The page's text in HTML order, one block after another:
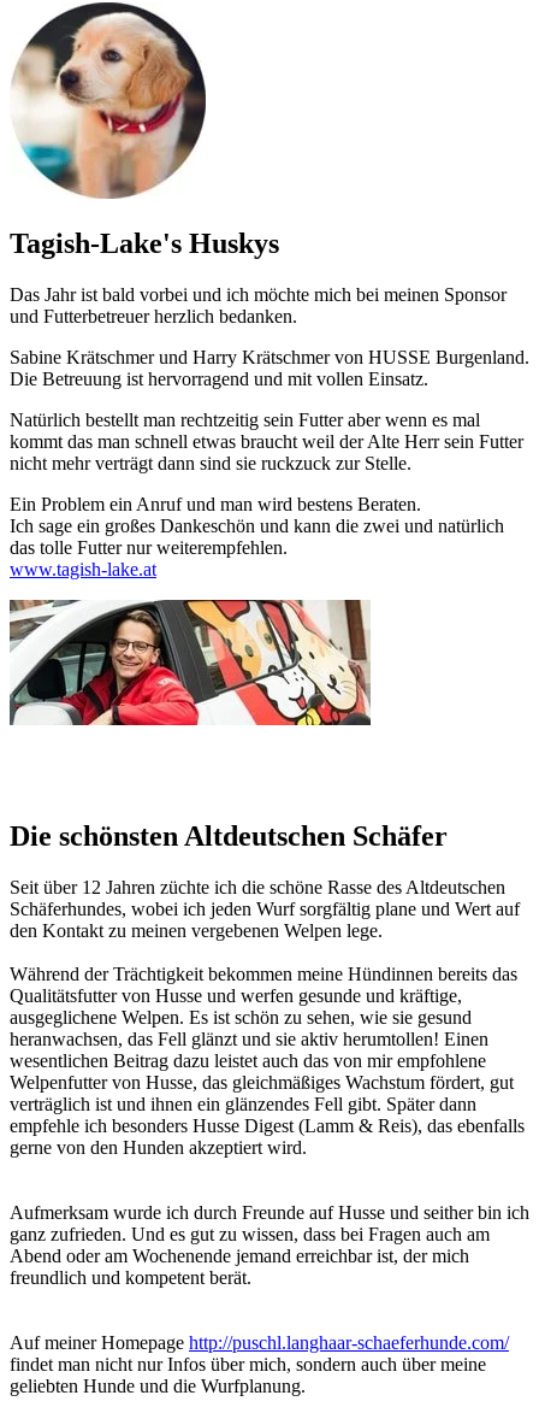
Tagish-Lake's Huskys
Das Jahr ist bald vorbei und ich möchte mich bei meinen Sponsor
und Futterbetreuer herzlich bedanken.
Sabine Krätschmer und Harry Krätschmer von HUSSE Burgenland.
Die Betreuung ist hervorragend und mit vollen Einsatz.
Natürlich bestellt man rechtzeitig sein Futter aber wenn es mal
kommt das man schnell etwas braucht weil der Alte Herr sein Futter
nicht mehr verträgt dann sind sie ruckzuck zur Stelle.
Ein Problem ein Anruf und man wird bestens Beraten.
Ich sage ein großes Dankeschön und kann die zwei und natürlich
das tolle Futter nur weiterempfehlen.
www.tagish-lake.at
Die schönsten Altdeutschen Schäfer
Seit über 12 Jahren züchte ich die schöne Rasse des Altdeutschen
Schäferhundes, wobei ich jeden Wurf sorgfältig plane und Wert auf
den Kontakt zu meinen vergebenen Welpen lege.
Während der Trächtigkeit bekommen meine Hündinnen bereits das
Qualitätsfutter von Husse und werfen gesunde und kräftige,
ausgeglichene Welpen. Es ist schön zu sehen, wie sie gesund
heranwachsen, das Fell glänzt und sie aktiv herumtollen! Einen
wesentlichen Beitrag dazu leistet auch das von mir empfohlene
Welpenfutter von Husse, das gleichmäßiges Wachstum fördert, gut
verträglich ist und ihnen ein glänzendes Fell gibt. Später dann
empfehle ich besonders Husse Digest (Lamm & Reis), das ebenfalls
gerne von den Hunden akzeptiert wird.
Aufmerksam wurde ich durch Freunde auf Husse und seither bin ich
ganz zufrieden. Und es gut zu wissen, dass bei Fragen auch am
Abend oder am Wochenende jemand erreichbar ist, der mich
freundlich und kompetent berät.
Auf meiner Homepage http://puschl.langhaar-schaeferhunde.com/
findet man nicht nur Infos über mich, sondern auch über meine
geliebten Hunde und die Wurfplanung.